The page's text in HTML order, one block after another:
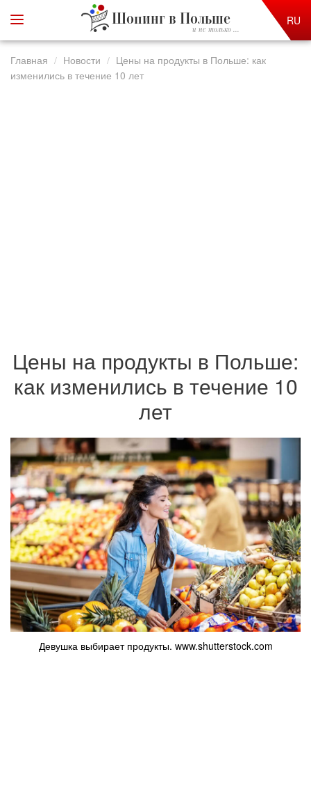
Шопинг в Польше
и не только ...
RU
Главная Новости
Цены на продукты в Польше: как
изменились в течение 10 лет
Цены на продукты в Польше:
как изменились в течение 10
лет
Девушка выбирает продукты. www.shutterstock.com